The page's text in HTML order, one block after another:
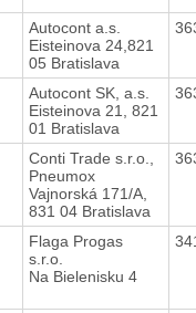
Autocont a.s.
Eisteinova 24,821
05 Bratislava
Autocont SK, a.s.
Eisteinova 21, 821
01 Bratislava
Conti Trade s.r.o.,
Pneumox
Vajnorská 171/A,
831 04 Bratislava
Flaga Progas
s.r.o.
Na Bielenisku 4